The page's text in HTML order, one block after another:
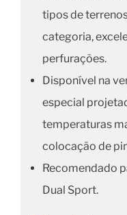
tipos de
categoria,
perfurações.
Disponível na
especial
temperaturas
colocação de
Recomendado
Dual Sport.